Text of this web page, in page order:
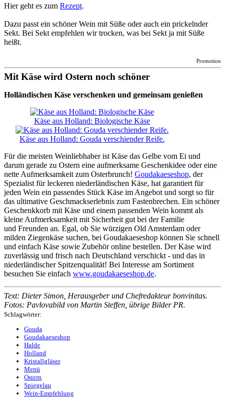
Hier geht es zum Rezept.
Dazu passt ein schöner Wein mit Süße oder auch ein prickelnder
Sekt. Bei Sekt empfehlen wir trocken, was bei Sekt ja mit Süße
heißt.
Promotion
Mit Käse wird Ostern noch schöner
Holländischen Käse verschenken und gemeinsam genießen
Käse aus Holland: Biologische Käse
Käse aus Holland: Gouda verschiender Reife.
Für die meisten Weinliebhaber ist Käse das Gelbe vom Ei und
darum gerade zu Ostern eine aufmerksame Geschenkidee oder eine
nette Aufmerksamkeit zum Osterbrunch! Goudakaeseshop, der
Spezialist für leckeren niederländischen Käse, hat garantiert für
jeden Wein ein passendes Stück Käse im Angebot und sorgt so für
das ultimative Geschmackserlebnis zum Fastenbrechen. Ein schöner
Geschenkkorb mit Käse und einem passenden Wein kommt als
kleine Aufmerksamkeit mit Sicherheit gut bei der Familie
und Freunden an. Egal, ob Sie würzigen Old Amsterdam oder
milden Ziegenkäse suchen, bei Goudakaeseshop können Sie schnell
und einfach Käse sowie Zubehör online bestellen. Der Käse wird
zuverlässig und frisch nach Deutschland verschickt - und das in
niederländischer Spitzenqualität! Bei Interesse am Sortiment
besuchen Sie einfach www.goudakaeseshop.de.
Text: Dieter Simon, Herausgeber und Chefredakteur bonvinitas.
Fotos: Pavlovabild von Martin Steffen, übrige Bilder PR.
Schlagwörter:
Gouda
Goudakaeseshop
Halde
Holland
Kristallgläser
Menü
Ostern
Spiegelau
Wein-Empfehlung